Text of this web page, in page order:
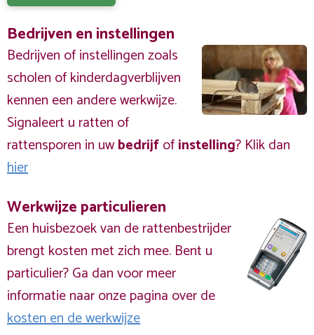
Bedrijven en instellingen
Bedrijven of instellingen zoals
scholen of kinderdagverblijven
kennen een andere werkwijze.
Signaleert u ratten of
rattensporen in uwbedrijfofinstelling? Klik dan
hier
Werkwijze particulieren
Een huisbezoek van de rattenbestrijder
brengt kosten met zich mee. Bent u
particulier? Ga dan voor meer
informatie naar onze pagina over de
kosten en de werkwijze